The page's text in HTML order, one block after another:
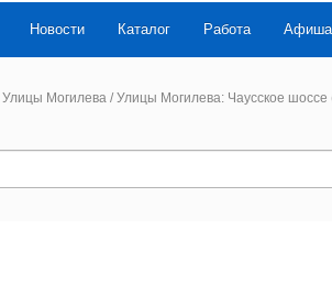
Новости Каталог Работа Афиша
Улицы Могилева /Улицы Могилева: Чаусское шоссе